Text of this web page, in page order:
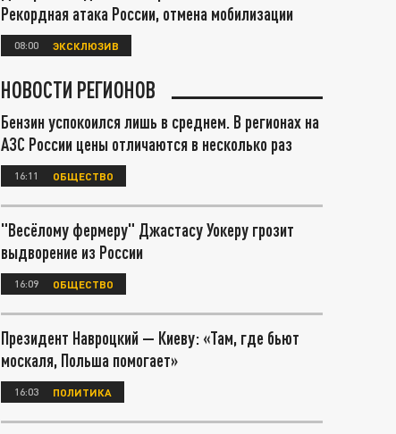
Рекордная атака России, отмена мобилизации
08:00 ЭКСКЛЮЗИВ
НОВОСТИ РЕГИОНОВ
Бензин успокоился лишь в среднем. В регионах на
АЗС России цены отличаются в несколько раз
16:11 ОБЩЕСТВО
"Весёлому фермеру" Джастасу Уокеру грозит
выдворение из России
16:09 ОБЩЕСТВО
Президент Навроцкий — Киеву: «Там, где бьют
москаля, Польша помогает»
16:03 ПОЛИТИКА